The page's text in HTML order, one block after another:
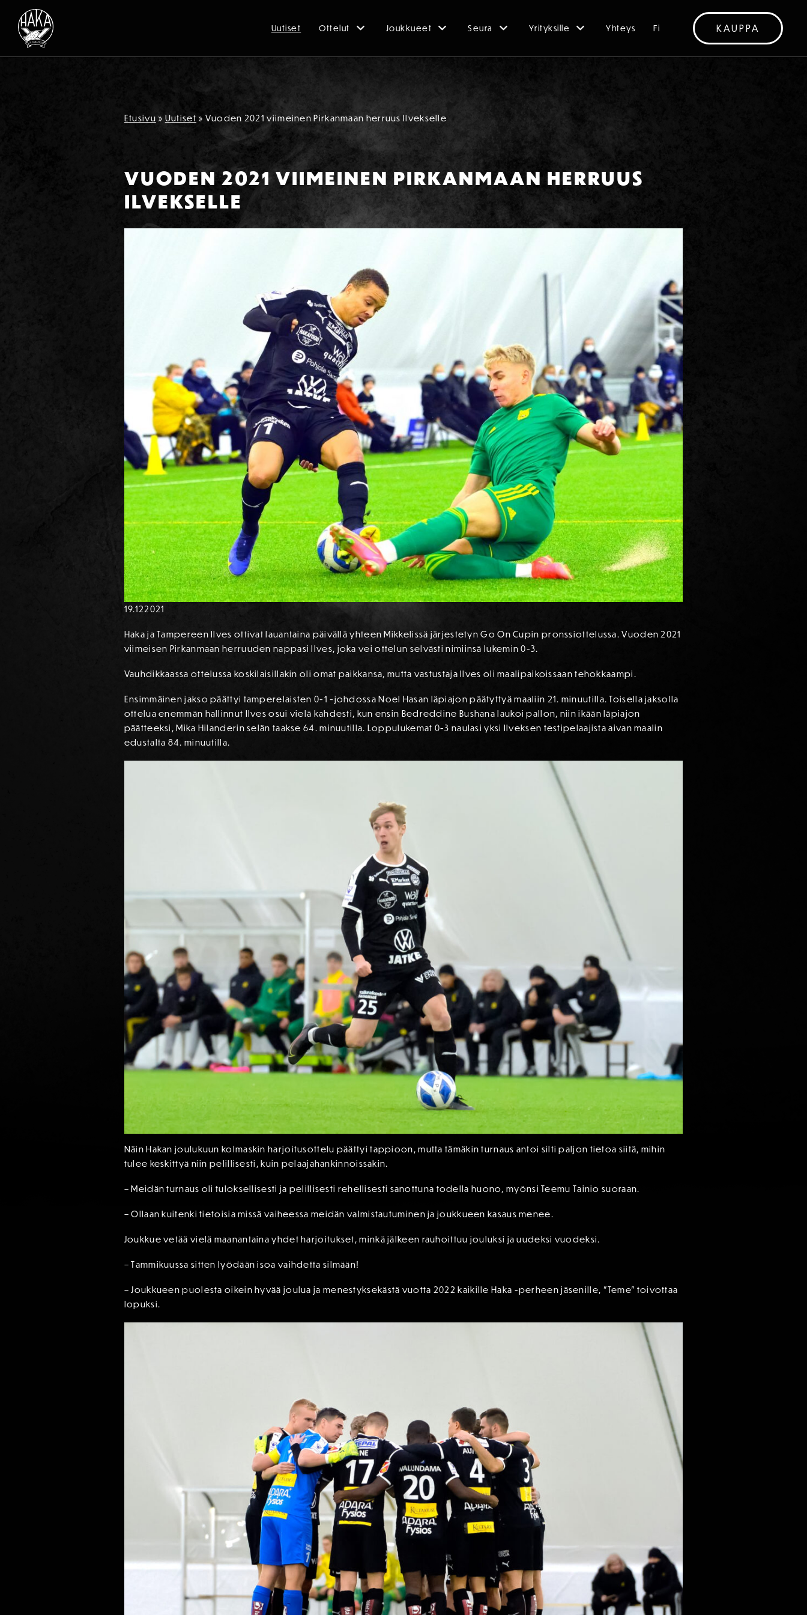
Siirry sisältöön
Uutiset Ottelut Joukkueet Seura Yrityksille Yhteys Fi KAUPPA
Etusivu » Uutiset » Vuoden 2021 viimeinen Pirkanmaan herruus Ilvekselle
VUODEN 2021 VIIMEINEN PIRKANMAAN HERRUUS
ILVEKSELLE
19.122021
Haka ja Tampereen Ilves ottivat lauantaina päivällä yhteen Mikkelissä järjestetyn Go On Cupin pronssiottelussa. Vuoden 2021
viimeisen Pirkanmaan herruuden nappasi Ilves, joka vei ottelun selvästi nimiinsä lukemin 0-3.
Vauhdikkaassa ottelussa koskilaisillakin oli omat paikkansa, mutta vastustaja Ilves oli maalipaikoissaan tehokkaampi.
Ensimmäinen jakso päättyi tamperelaisten 0-1 -johdossa Noel Hasan läpiajon päätyttyä maaliin 21. minuutilla. Toisella jaksolla
ottelua enemmän hallinnut Ilves osui vielä kahdesti, kun ensin Bedreddine Bushana laukoi pallon, niin ikään läpiajon
päätteeksi, Mika Hilanderin selän taakse 64. minuutilla. Loppulukemat 0-3 naulasi yksi Ilveksen testipelaajista aivan maalin
edustalta 84. minuutilla.
Näin Hakan joulukuun kolmaskin harjoitusottelu päättyi tappioon, mutta tämäkin turnaus antoi silti paljon tietoa siitä, mihin
tulee keskittyä niin pelillisesti, kuin pelaajahankinnoissakin.
– Meidän turnaus oli tuloksellisesti ja pelillisesti rehellisesti sanottuna todella huono, myönsi Teemu Tainio suoraan.
– Ollaan kuitenki tietoisia missä vaiheessa meidän valmistautuminen ja joukkueen kasaus menee.
Joukkue vetää vielä maanantaina yhdet harjoitukset, minkä jälkeen rauhoittuu jouluksi ja uudeksi vuodeksi.
– Tammikuussa sitten lyödään isoa vaihdetta silmään!
– Joukkueen puolesta oikein hyvää joulua ja menestyksekästä vuotta 2022 kaikille Haka -perheen jäsenille, ”Teme” toivottaa
lopuksi.